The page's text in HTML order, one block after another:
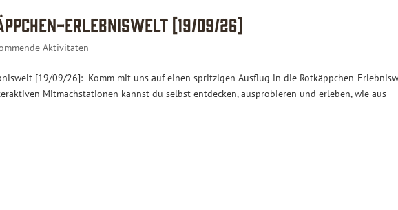
Erlebniswelt [19/09/26]
Aktivitäten
[19/09/26]: Komm mit uns auf einen spritzigen Ausflug in die Rotkäppchen-
Mitmachstationen kannst du selbst entdecken, ausprobieren und erleben, wie aus